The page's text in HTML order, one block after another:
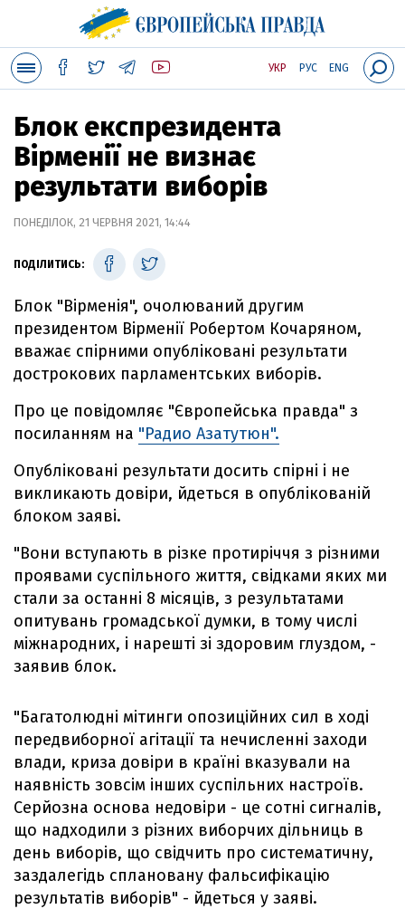
УКР РУС ENG
Блок експрезидента
Вірменії не визнає
результати виборів
ПОНЕДІЛОК, 21 ЧЕРВНЯ 2021, 14:44
ПОДІЛИТИСЬ:
Блок "Вірменія", очолюваний другим
президентом Вірменії Робертом Кочаряном,
вважає спірними опубліковані результати
дострокових парламентських виборів.
Про це повідомляє "Європейська правда" з
посиланням на "Радио Азатутюн".
Опубліковані результати досить спірні і не
викликають довіри, йдеться в опублікованій
блоком заяві.
"Вони вступають в різке протиріччя з різними
проявами суспільного життя, свідками яких ми
стали за останні 8 місяців, з результатами
опитувань громадської думки, в тому числі
міжнародних, і нарешті зі здоровим глуздом, -
заявив блок.
"Багатолюдні мітинги опозиційних сил в ході
передвиборної агітації та нечисленні заходи
влади, криза довіри в країні вказували на
наявність зовсім інших суспільних настроїв.
Серйозна основа недовіри - це сотні сигналів,
що надходили з різних виборчих дільниць в
день виборів, що свідчить про систематичну,
заздалегідь сплановану фальсифікацію
результатів виборів" - йдеться у заяві.